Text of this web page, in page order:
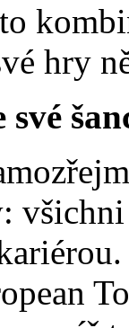
hry